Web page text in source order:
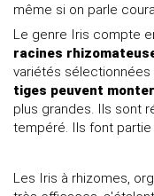
même si on parle
Le genre Iris compte
racines
variétés
tiges peuvent
plus grandes. Ils sont
tempéré. Ils font
Les Iris à rhizomes,